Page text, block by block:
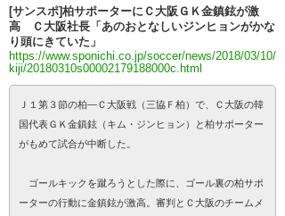
[サンスポ]柏サポーターにＣ大阪ＧＫ金鎮鉉が激
高 Ｃ大阪社長「あのおとなしいジンヒョンがかな
り頭にきていた」
https://www.sponichi.co.jp/soccer/news/2018/03/10/
kiji/20180310s00002179188000c.html
Ｊ１第３節の柏―Ｃ大阪戦（三協Ｆ柏）で、Ｃ大阪の韓
国代表ＧＫ金鎮鉉（キム・ジンヒョン）と柏サポーター
がもめて試合が中断した。
ゴールキックを蹴ろうとした際に、ゴール裏の柏サポ
ーターの行動に金鎮鉉が激高。審判とＣ大阪のチームメ